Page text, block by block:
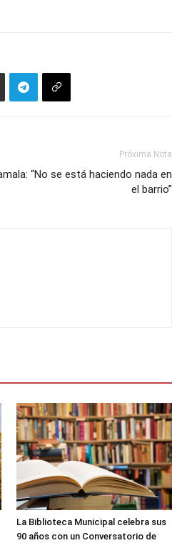
Próxima Nota
“No se está haciendo nada en
el barrio”
La Biblioteca Municipal celebra sus
90 años con un Conversatorio de